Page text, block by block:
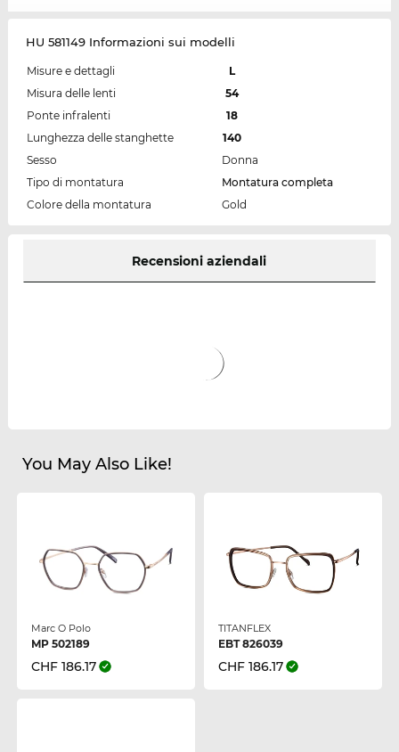
HU 581149 Informazioni sui modelli
Misure e dettagli
L
Misura delle lenti
54
Ponte infralenti
18
Lunghezza delle stanghette
140
Sesso
Donna
Tipo di montatura
Montatura completa
Colore della montatura
Gold
Recensioni aziendali
You May Also Like!
Marc O Polo
MP 502189
CHF 186.17
TITANFLEX
EBT 826039
CHF 186.17